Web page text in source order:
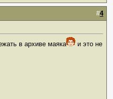
#4
в архиве маяка
и это не